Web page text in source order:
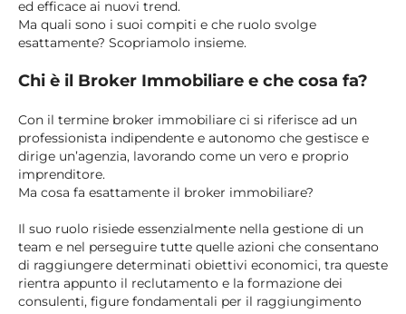
ed efficace ai nuovi trend.
Ma quali sono i suoi compiti e che ruolo svolge
esattamente? Scopriamolo insieme.
Chi è il Broker Immobiliare e che cosa fa?
Con il termine broker immobiliare ci si riferisce ad un
professionista indipendente e autonomo che gestisce e
dirige un’agenzia, lavorando come un vero e proprio
imprenditore.
Ma cosa fa esattamente il broker immobiliare?
Il suo ruolo risiede essenzialmente nella gestione di un
team e nel perseguire tutte quelle azioni che consentano
di raggiungere determinati obiettivi economici, tra queste
rientra appunto il reclutamento e la formazione dei
consulenti, figure fondamentali per il raggiungimento